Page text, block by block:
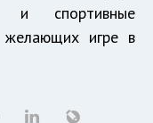
и спортивные
желающих игре в